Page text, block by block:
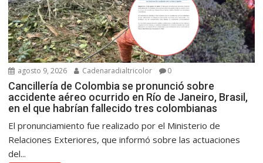
agosto 9, 2026 Cadenaradialtricolor 0
Cancillería de Colombia se pronunció sobre
accidente aéreo ocurrido en Río de Janeiro, Brasil,
en el que habrían fallecido tres colombianas
El pronunciamiento fue realizado por el Ministerio de
Relaciones Exteriores, que informó sobre las actuaciones
del...